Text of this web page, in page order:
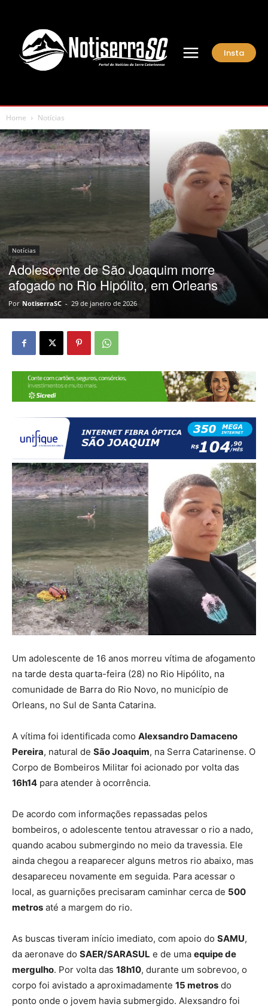
Insta
Home Notícias
Notícias
Adolescente de São Joaquim morre
afogado no Rio Hipólito, em Orleans
Por NotiserraSC - 29 de janeiro de 2026
Um adolescente de 16 anos morreu vítima de afogamento
na tarde desta quarta-feira (28) no Rio Hipólito, na
comunidade de Barra do Rio Novo, no município de
Orleans, no Sul de Santa Catarina.
A vítima foi identificada como Alexsandro Damaceno
Pereira, natural de São Joaquim, na Serra Catarinense. O
Corpo de Bombeiros Militar foi acionado por volta das
16h14 para atender à ocorrência.
De acordo com informações repassadas pelos
bombeiros, o adolescente tentou atravessar o rio a nado,
quando acabou submergindo no meio da travessia. Ele
ainda chegou a reaparecer alguns metros rio abaixo, mas
desapareceu novamente em seguida. Para acessar o
local, as guarnições precisaram caminhar cerca de 500
metros até a margem do rio.
As buscas tiveram início imediato, com apoio do SAMU,
da aeronave do SAER/SARASUL e de uma equipe de
mergulho. Por volta das 18h10, durante um sobrevoo, o
corpo foi avistado a aproximadamente 15 metros do
ponto onde o jovem havia submergido. Alexsandro foi